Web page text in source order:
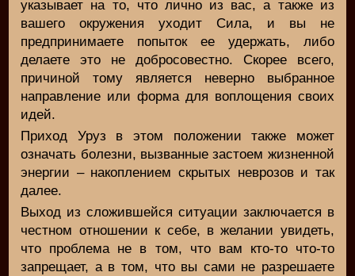
указывает на то, что лично из вас, а также из
вашего окружения уходит Сила, и вы не
предпринимаете попыток ее удержать, либо
делаете это не добросовестно. Скорее всего,
причиной тому является неверно выбранное
направление или форма для воплощения своих
идей.
Приход Уруз в этом положении также может
означать болезни, вызванные застоем жизненной
энергии – накоплением скрытых неврозов и так
далее.
Выход из сложившейся ситуации заключается в
честном отношении к себе, в желании увидеть,
что проблема не в том, что вам кто-то что-то
запрещает, а в том, что вы сами не разрешаете